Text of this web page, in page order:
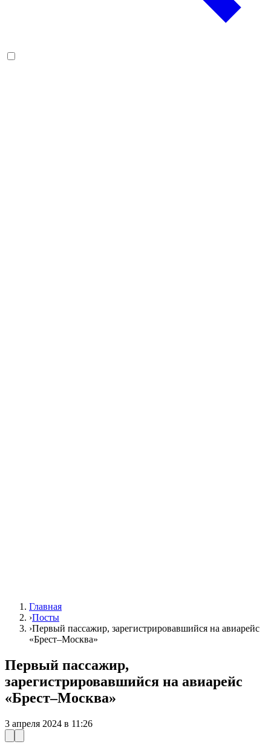
Главная
›Посты
›Первый пассажир, зарегистрировавшийся на авиарейс
«Брест–Москва»
Первый пассажир,
зарегистрировавшийся на авиарейс
«Брест–Москва»
3 апреля 2024 в 11:26